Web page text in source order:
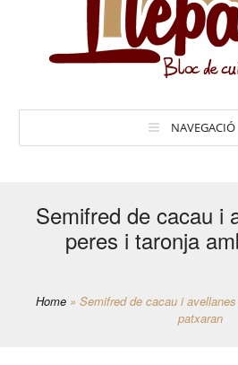
NAVEGACIÓ
Semifred de cacau i
peres i taronja
Home » Semifred de cacau i
patxaran